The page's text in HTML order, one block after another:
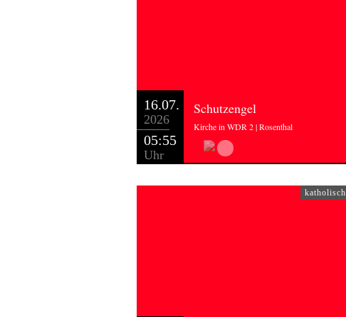
16.07.
2026
05:55
Uhr
Schutzengel
Kirche in WDR 2 | Rosenthal
katholisch